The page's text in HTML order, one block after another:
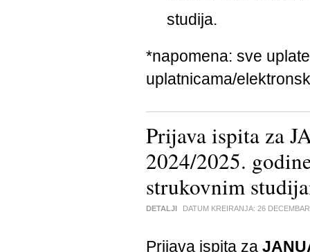
studija.
*napomena: sve
uplatnicama/
Prijava ispita za
2024/2025.
strukovnim
DETALJI DATUM KREIRANJA: 26
Prijava ispita za